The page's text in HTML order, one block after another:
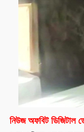
নিউজ অফবিট ডিজিটাল